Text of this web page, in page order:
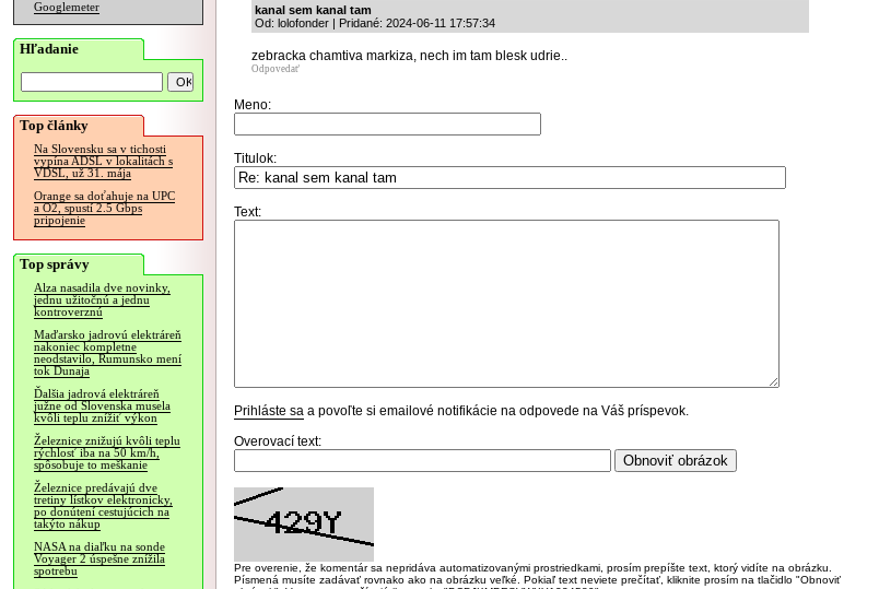
Googlemeter
Hľadanie
Top články
Na Slovensku sa v tichosti
vypína ADSL v lokalitách s
VDSL, už 31. mája
Orange sa doťahuje na UPC
a O2, spustí 2.5 Gbps
pripojenie
Top správy
Alza nasadila dve novinky,
jednu užitočnú a jednu
kontroverznú
Maďarsko jadrovú elektráreň
nakoniec kompletne
neodstavilo, Rumunsko mení
tok Dunaja
Ďalšia jadrová elektráreň
južne od Slovenska musela
kvôli teplu znížiť výkon
Železnice znižujú kvôli teplu
rýchlosť iba na 50 km/h,
spôsobuje to meškanie
Železnice predávajú dve
tretiny lístkov elektronicky,
po donútení cestujúcich na
takýto nákup
NASA na diaľku na sonde
Voyager 2 úspešne znížila
spotrebu
kanal sem kanal tam
Od: lolofonder | Pridané: 2024-06-11 17:57:34
zebracka chamtiva markiza, nech im tam blesk udrie..
Odpovedať
Meno:
Titulok:
Text:
Prihláste sa a povoľte si emailové notifikácie na odpovede na Váš príspevok.
Overovací text:
Pre overenie, že komentár sa nepridáva automatizovanými prostriedkami, prosím prepíšte text, ktorý vidíte na obrázku.
Písmená musíte zadávať rovnako ako na obrázku veľké. Pokiaľ text neviete prečítať, kliknite prosím na tlačidlo "Obnoviť